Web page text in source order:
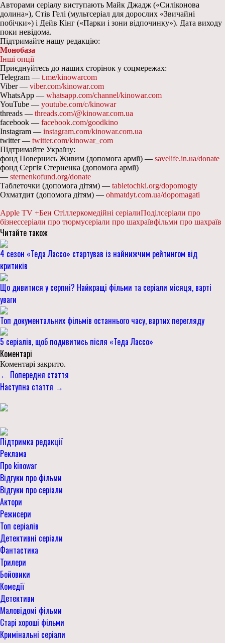
Авторами серіалу виступають Майк Джадж («Силіконова
долина»), Стів Гелі (мультсеріал для дорослих «Звичайні
побічки») і Дейв Кінг («Парки і зони відпочинку»). Дата виходу
поки невідома.
Підтримайте нашу редакцію:
Монобаза
Інші опції
Приєднуйтесь до наших сторінок у соцмережах:
Telegram — t.me/kinowarcom
Viber — viber.com/kinowar.com
WhatsApp — whatsapp.com/channel/kinowar.com
YouTube — youtube.com/c/kinowar
threads — threads.com/@kinowar.com.ua
facebook — facebook.com/goodkino
Instagram — instagram.com/kinowar.com.ua
twitter — twitter.com/kinowar_com
Підтримайте Україну:
фонд Повернись Живим (допомога армії) — savelife.in.ua/donate
фонд Сергія Стерненка (допомога армії)
— sternenkofund.org/donate
Таблеточки (допомога дітям) — tabletochki.org/dopomogty
Охматдит (допомога дітям) — ohmatdyt.com.ua/dopomagati
Apple TV +Бен Стіллеркомедійні серіалиПоділсеріали про
бізнессеріали про тюрмусеріали про шахраївфільми про шахраїв
Читайте також
4 сезон «Теда Лассо» стартував із найнижчим рейтингом від
критиків
Що дивитися у серпні? Найкращі фільми та серіали місяця, варті
уваги
Топ документальних фільмів останнього часу, вартих перегляду
5 серіалів, щоб подивитись після «Теда Лассо»
Коментарі
Коментарі закрито.
← Попередня стаття
Наступна стаття →
Підтримка редакції
Реклама
Про kinowar
Відгуки про фільми
Відгуки про серіали
Актори
Режисери
Топ серіалів
Детективні серіали
Фантастика
Трилери
Бойовики
Комедії
Детективи
Маловідомі фільми
Старі хороші фільми
Кримінальні серіали